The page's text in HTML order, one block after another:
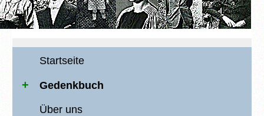
Startseite
Gedenkbuch
Über uns